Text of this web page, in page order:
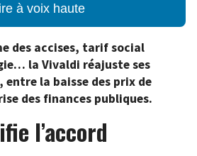
à voix haute
des accises, tarif social
la Vivaldi réajuste ses
entre la baisse des prix de
des finances publiques.
l’accord